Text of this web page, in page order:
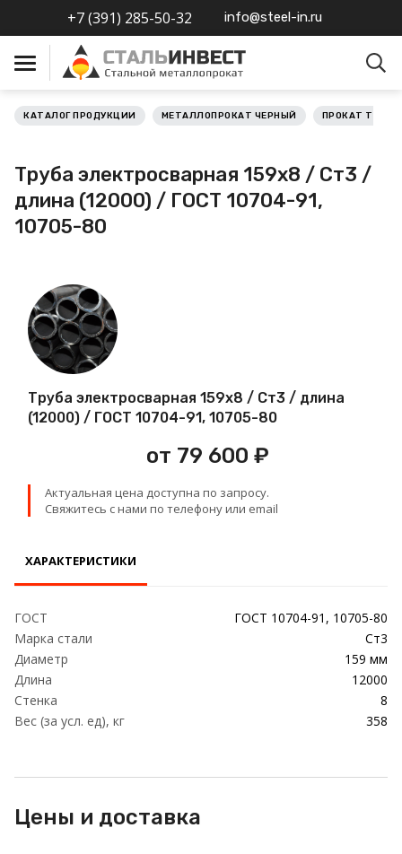
+7 (391) 285-50-32 info@steel-in.ru
Металлопрокат
нержавеющий
Металлопрокат
калиброванный
Профлист
Проволока
КАТАЛОГ ПРОДУКЦИИ МЕТАЛЛОПРОКАТ ЧЕРНЫЙ ПРОКАТ
Труба электросварная 159х8 / Ст3 /
длина (12000) / ГОСТ 10704-91,
10705-80
Труба электросварная 159х8 / Ст3 / длина
(12000) / ГОСТ 10704-91, 10705-80
от 79 600 ₽
Актуальная цена доступна по запросу.
Свяжитесь с нами по телефону или email
ХАРАКТЕРИСТИКИ
ГОСТ
ГОСТ 10704-91, 10705-80
Марка стали
Ст3
Диаметр
159 мм
Длина
12000
Стенка
8
Вес (за усл. ед), кг
358
Цены и доставка